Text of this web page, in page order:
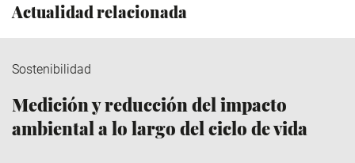
Actualidad relacionada
Sostenibilidad
Medición y reducción del impacto
ambiental a lo largo del ciclo de vida